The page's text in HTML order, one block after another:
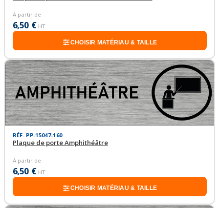
À partir de
6,50 € HT
CHOISIR MATÉRIAU & TAILLE
RÉF. PP-15047-160
Plaque de porte Amphithéâtre
À partir de
6,50 € HT
CHOISIR MATÉRIAU & TAILLE